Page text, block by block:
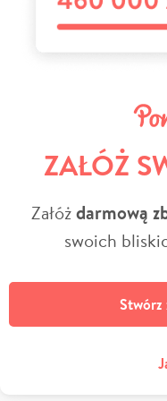
ZAŁÓŻ
Załóżdarmową
swoich
Stwórz